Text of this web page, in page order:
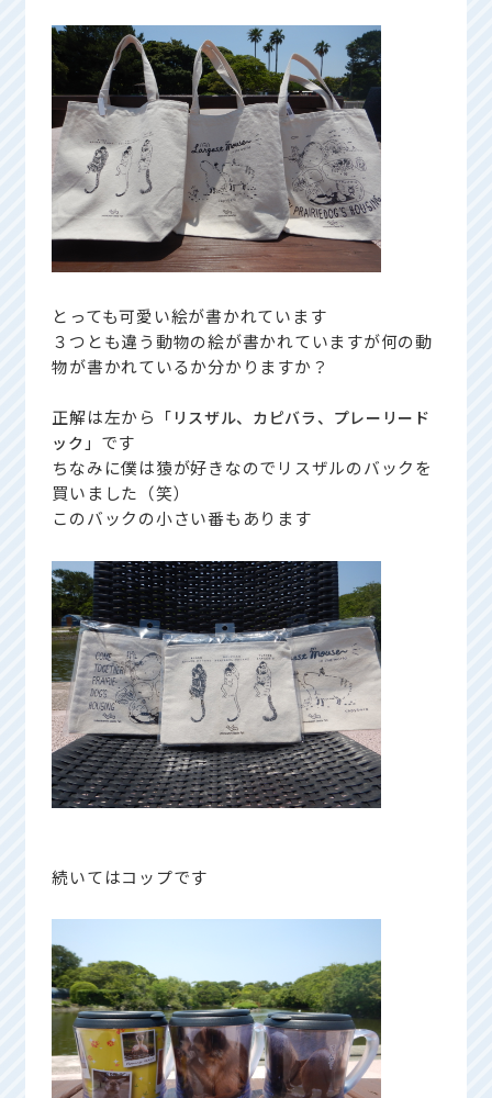
とっても可愛い絵が書かれています
３つとも違う動物の絵が書かれていますが何の動
物が書かれているか分かりますか？
正解は左から 「リスザル、カピバラ、プレーリード
ック」 です
ちなみに僕は猿が好きなのでリスザルのバックを
買いました（笑）
このバックの小さい番もあります
続いてはコップです